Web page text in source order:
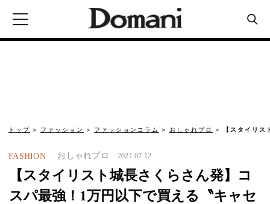
トップ ファッション ファッションコラム おしゃれプロ 【スタイリ
FASHION おしゃれプロ 2021.07.12
【スタイリスト城長さくらさん発】コ
スパ最強！1万円以下で買える〝キャセ